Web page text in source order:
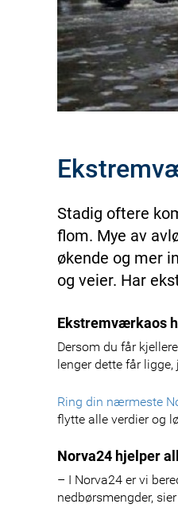
Stadig oftere
flom. Mye av
økende og mer
og veier. Har
Ekstremværkaos
Dersom du får
lenger dette får
Ring din nærmeste
flytte alle verdier og
Norva24 hjelper
– I Norva24 er vi
nedbørsmengder,